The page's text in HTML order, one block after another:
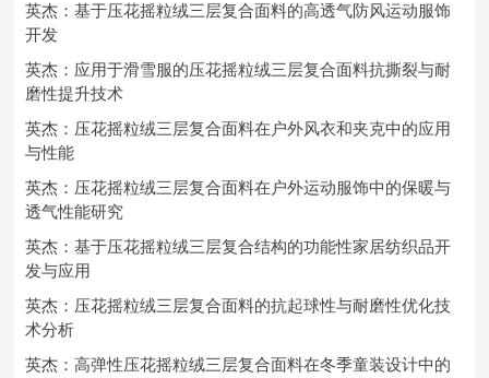
英杰：基于压花摇粒绒三层复合面料的高透气防风运动服饰
开发
英杰：应用于滑雪服的压花摇粒绒三层复合面料抗撕裂与耐
磨性提升技术
英杰：压花摇粒绒三层复合面料在户外风衣和夹克中的应用
与性能
英杰：压花摇粒绒三层复合面料在户外运动服饰中的保暖与
透气性能研究
英杰：基于压花摇粒绒三层复合结构的功能性家居纺织品开
发与应用
英杰：压花摇粒绒三层复合面料的抗起球性与耐磨性优化技
术分析
英杰：高弹性压花摇粒绒三层复合面料在冬季童装设计中的